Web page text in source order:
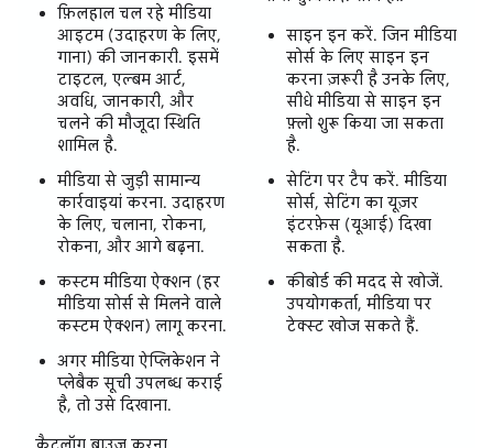
फ़िलहाल चल रहे मीडिया
आइटम (उदाहरण के लिए,
गाना) की जानकारी. इसमें
टाइटल, एल्बम आर्ट,
अवधि, जानकारी, और
चलने की मौजूदा स्थिति
शामिल है.
मीडिया से जुड़ी सामान्य
कार्रवाइयां करना. उदाहरण
के लिए, चलाना, रोकना,
रोकना, और आगे बढ़ना.
कस्टम मीडिया ऐक्शन (हर
मीडिया सोर्स से मिलने वाले
कस्टम ऐक्शन) लागू करना.
अगर मीडिया ऐप्लिकेशन ने
प्लेबैक सूची उपलब्ध कराई
है, तो उसे दिखाना.
साइन इन करें. जिन मीडिया
सोर्स के लिए साइन इन
करना ज़रूरी है उनके लिए,
सीधे मीडिया से साइन इन
फ़्लो शुरू किया जा सकता
है.
सेटिंग पर टैप करें. मीडिया
सोर्स, सेटिंग का यूज़र
इंटरफ़ेस (यूआई) दिखा
सकता है.
कीबोर्ड की मदद से खोजें.
उपयोगकर्ता, मीडिया पर
टेक्स्ट खोज सकते हैं.